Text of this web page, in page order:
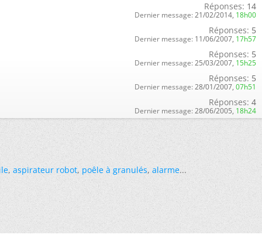
Réponses: 14
Dernier message: 21/02/2014, 18h00
Réponses: 5
Dernier message: 11/06/2007, 17h57
Réponses: 5
Dernier message: 25/03/2007, 15h25
Réponses: 5
Dernier message: 28/01/2007, 07h51
Réponses: 4
Dernier message: 28/06/2005, 18h24
,aspirateur robot,poêle à granulés,alarme...